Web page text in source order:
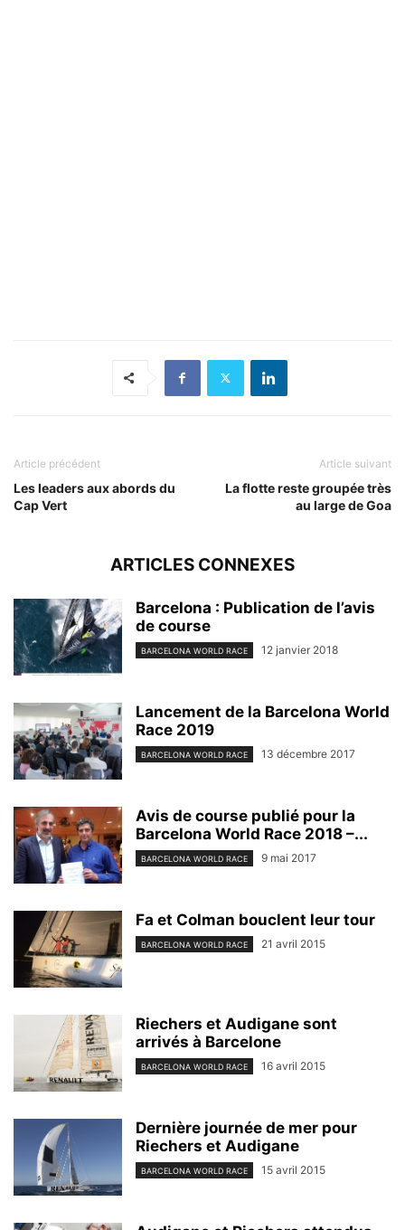
Article précédent
Les leaders aux abords du
Cap Vert
Article suivant
La flotte reste groupée très
au large de Goa
ARTICLES CONNEXES
Barcelona : Publication de l’avis
de course
BARCELONA WORLD RACE 12 janvier 2018
Lancement de la Barcelona World
Race 2019
BARCELONA WORLD RACE 13 décembre 2017
Avis de course publié pour la
Barcelona World Race 2018 –...
BARCELONA WORLD RACE 9 mai 2017
Fa et Colman bouclent leur tour
BARCELONA WORLD RACE 21 avril 2015
Riechers et Audigane sont
arrivés à Barcelone
BARCELONA WORLD RACE 16 avril 2015
Dernière journée de mer pour
Riechers et Audigane
BARCELONA WORLD RACE 15 avril 2015